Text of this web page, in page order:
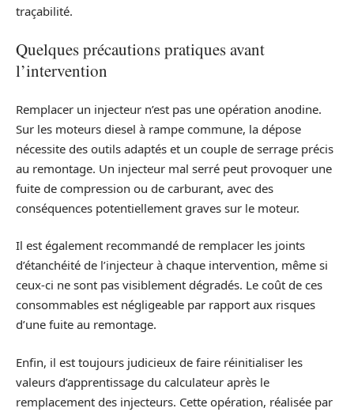
traçabilité.
Quelques précautions pratiques avant
l’intervention
Remplacer un injecteur n’est pas une opération anodine.
Sur les moteurs diesel à rampe commune, la dépose
nécessite des outils adaptés et un couple de serrage précis
au remontage. Un injecteur mal serré peut provoquer une
fuite de compression ou de carburant, avec des
conséquences potentiellement graves sur le moteur.
Il est également recommandé de remplacer les joints
d’étanchéité de l’injecteur à chaque intervention, même si
ceux-ci ne sont pas visiblement dégradés. Le coût de ces
consommables est négligeable par rapport aux risques
d’une fuite au remontage.
Enfin, il est toujours judicieux de faire réinitialiser les
valeurs d’apprentissage du calculateur après le
remplacement des injecteurs. Cette opération, réalisée par